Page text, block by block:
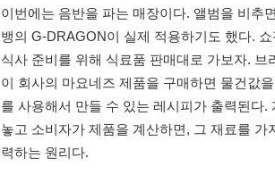
이번에는 음반을 파는 매장이다. 앨범을 비추
뱅의 G-DRAGON이 실제 적용하기도 했다.
식사 준비를 위해 식료품 판매대로 가보자. 브
이 회사의 마요네즈 제품을 구매하면 물건값
를 사용해서 만들 수 있는 레시피가 출력된다
놓고 소비자가 제품을 계산하면, 그 재료를
력하는 원리다.